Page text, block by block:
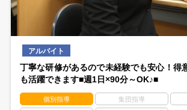
アルバイト
丁寧な研修があるので未経験でも安心！得
も活躍できます■週1日×90分～OK♪■
個別指導 集団指導